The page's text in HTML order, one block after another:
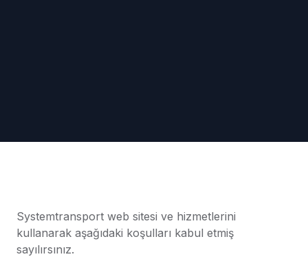
Systemtransport web sitesi ve hizmetlerini
kullanarak aşağıdaki koşulları kabul etmiş
sayılırsınız.